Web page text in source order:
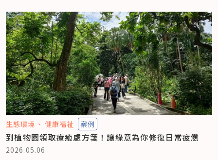
生態環境 健康福祉 案例
到植物園領取療癒處方箋！讓綠意為你修復日常疲憊
2026.05.06